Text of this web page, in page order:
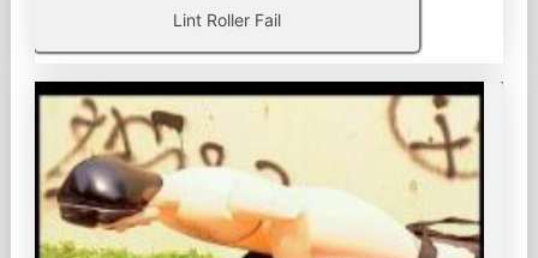
Lint Roller Fail